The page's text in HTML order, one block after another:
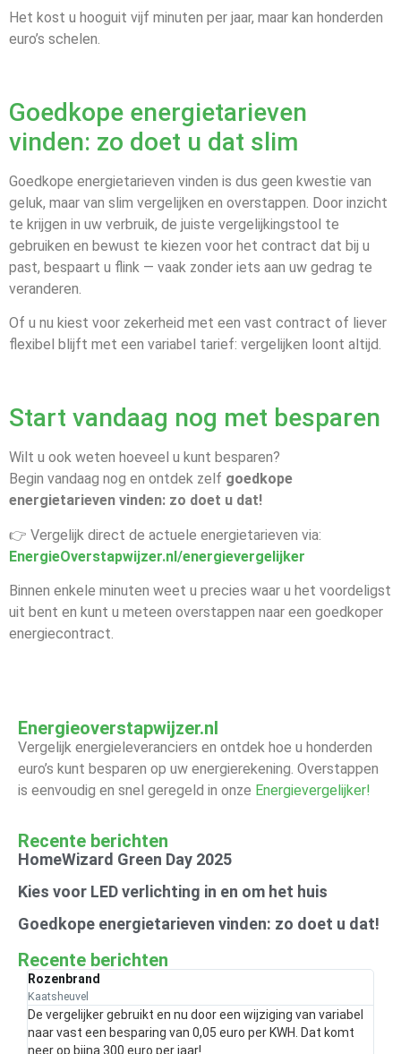
Het kost u hooguit vijf minuten per jaar, maar kan honderden
euro’s schelen.
Goedkope energietarieven
vinden: zo doet u dat slim
Goedkope energietarieven vinden is dus geen kwestie van
geluk, maar van slim vergelijken en overstappen. Door inzicht
te krijgen in uw verbruik, de juiste vergelijkingstool te
gebruiken en bewust te kiezen voor het contract dat bij u
past, bespaart u flink — vaak zonder iets aan uw gedrag te
veranderen.
Of u nu kiest voor zekerheid met een vast contract of liever
flexibel blijft met een variabel tarief: vergelijken loont altijd.
Start vandaag nog met besparen
Wilt u ook weten hoeveel u kunt besparen?
Begin vandaag nog en ontdek zelf goedkope
energietarieven vinden: zo doet u dat!
👉 Vergelijk direct de actuele energietarieven via:
EnergieOverstapwijzer.nl/energievergelijker
Binnen enkele minuten weet u precies waar u het voordeligst
uit bent en kunt u meteen overstappen naar een goedkoper
energiecontract.
Energieoverstapwijzer.nl
Vergelijk energieleveranciers en ontdek hoe u honderden
euro’s kunt besparen op uw energierekening. Overstappen
is eenvoudig en snel geregeld in onze Energievergelijker!
Recente berichten
HomeWizard Green Day 2025
Kies voor LED verlichting in en om het huis
Goedkope energietarieven vinden: zo doet u dat!
Recente berichten
Rozenbrand
Kaatsheuvel
De vergelijker gebruikt en nu door een wijziging van variabel
naar vast een besparing van 0,05 euro per KWH. Dat komt
neer op bijna 300 euro per jaar!